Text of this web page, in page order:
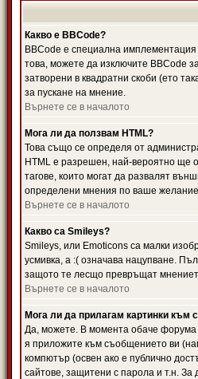
Какво е BBCode?
BBCode е специална
това, можете да изключите BBCode
затворени в квадратни скоби (ето
за пускане на мнение.
Върнете се в началото
Мога ли да ползвам HTML?
Това също се определя от
HTML е разрешен, най-вероятно ще
тагове, които могат да развалят
определени мнения по ваше
Върнете се в началото
Какво са Smileys?
Smileys, или Emoticons са малки
усмивка, а :( означава нацупване.
защото те лесщо превръщат
Върнете се в началото
Мога ли да прилагам картинки към
Да, можете. В момента обаче форума
я приложите към съобщението ви
компютър (освен ако е публично
сайтове, защитени с парола и т.н. За